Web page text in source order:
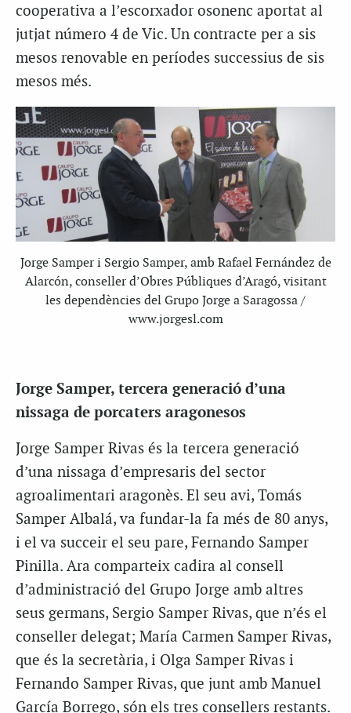
cooperativa a l’escorxador osonenc aportat al
jutjat número 4 de Vic. Un contracte per a sis
mesos renovable en períodes successius de sis
mesos més.
Jorge Samper i Sergio Samper, amb Rafael Fernández de
Alarcón, conseller d’Obres Públiques d’Aragó, visitant
les dependències del Grupo Jorge a Saragossa /
www.jorgesl.com
Jorge Samper, tercera generació d’una
nissaga de porcaters aragonesos
Jorge Samper Rivas és la tercera generació
d’una nissaga d’empresaris del sector
agroalimentari aragonès. El seu avi, Tomás
Samper Albalá, va fundar-la fa més de 80 anys,
i el va succeir el seu pare, Fernando Samper
Pinilla. Ara comparteix cadira al consell
d’administració del Grupo Jorge amb altres
seus germans, Sergio Samper Rivas, que n’és el
conseller delegat; María Carmen Samper Rivas,
que és la secretària, i Olga Samper Rivas i
Fernando Samper Rivas, que junt amb Manuel
García Borrego, són els tres consellers restants.